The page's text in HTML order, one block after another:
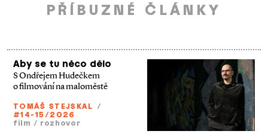
PŘÍBUZNÉ ČLÁNKY
Aby se tu něco dělo
S Ondřejem Hudečkem
o filmování na maloměstě
TOMÁŠ STEJSKAL /
#14-15/2026
film / rozhovor